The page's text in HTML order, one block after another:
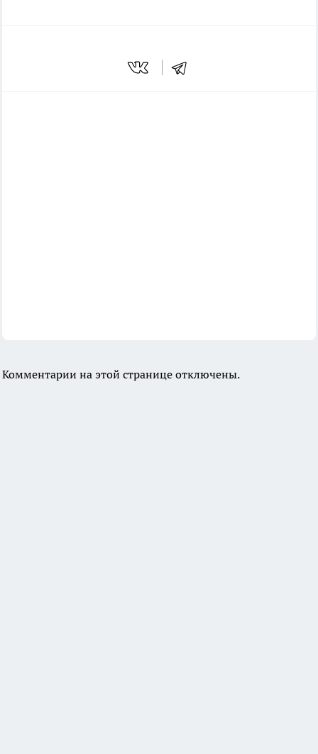
Комментарии на этой странице отключены.